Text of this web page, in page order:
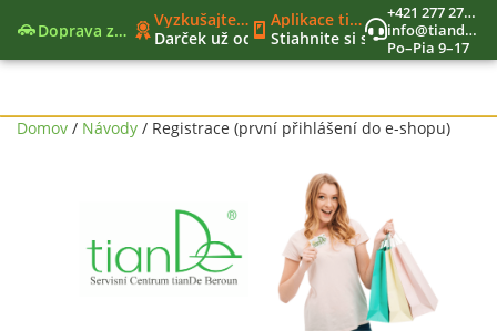
Doprava zadarmo
Vyzkušajte nové moderné funkcie
Darček už od 40€
Nový nákupný zoznam
Aplikace tianDe Beroun
Stiahnite si svet tianDe do
+421 277 270 579
info@tiandekozmetika.sk
Po–Pia 9–17
Domov / Návody / Registrace (první přihlášení do e-shopu)